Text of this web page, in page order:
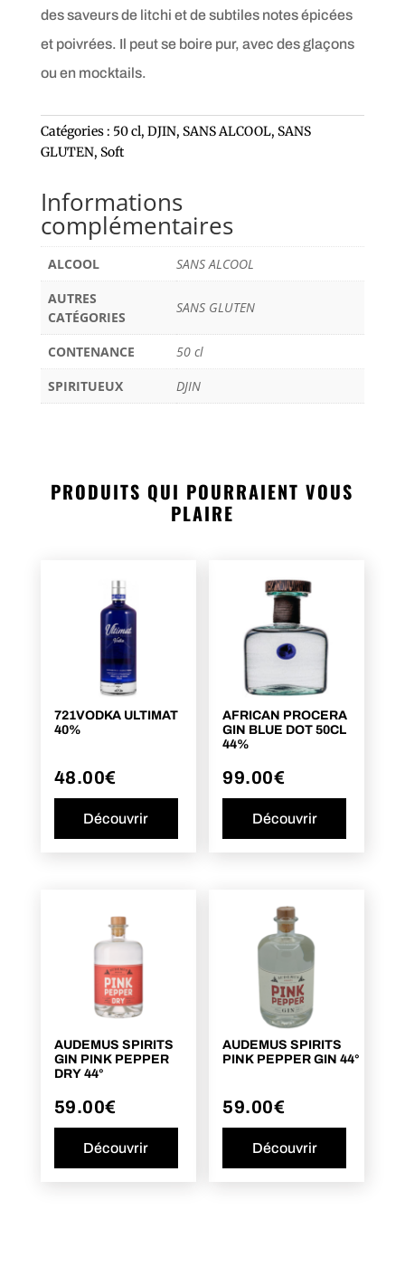
des saveurs de litchi et de subtiles notes épicées
et poivrées. Il peut se boire pur, avec des glaçons
ou en mocktails.
Catégories : 50 cl, DJIN, SANS ALCOOL, SANS
GLUTEN, Soft
Informations
complémentaires
ALCOOL
SANS ALCOOL
AUTRES
CATÉGORIES
SANS GLUTEN
CONTENANCE
50 cl
SPIRITUEUX
DJIN
PRODUITS QUI POURRAIENT VOUS
PLAIRE
721VODKA ULTIMAT
40%
48.00€
Découvrir
AFRICAN PROCERA
GIN BLUE DOT 50CL
44%
99.00€
Découvrir
AUDEMUS SPIRITS
GIN PINK PEPPER
DRY 44°
59.00€
Découvrir
AUDEMUS SPIRITS
PINK PEPPER GIN 44°
59.00€
Découvrir